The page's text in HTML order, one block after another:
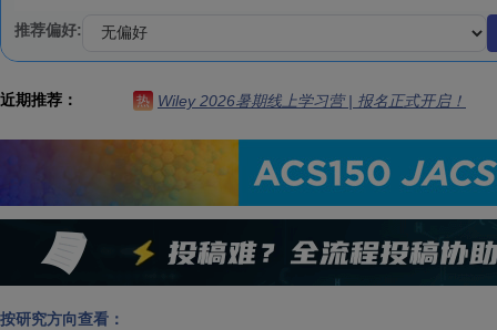
推荐偏好:
近期推荐： 热 Wiley 2026暑期线上学习营 | 报名正式开启！
按研究方向查看：